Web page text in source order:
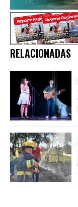
RELACIONADAS